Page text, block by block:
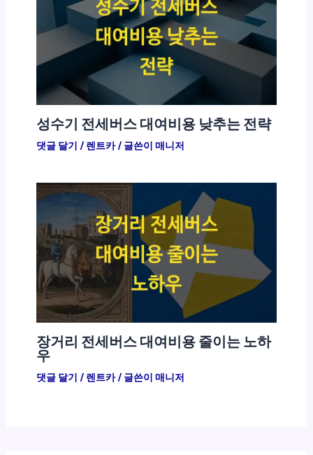
성수기 전세버스 대여비용 낮추는 전략
댓글 달기 / 렌트카/ 글쓴이 매니저
장거리 전세버스 대여비용 줄이는 노하
우
댓글 달기 / 렌트카/ 글쓴이 매니저